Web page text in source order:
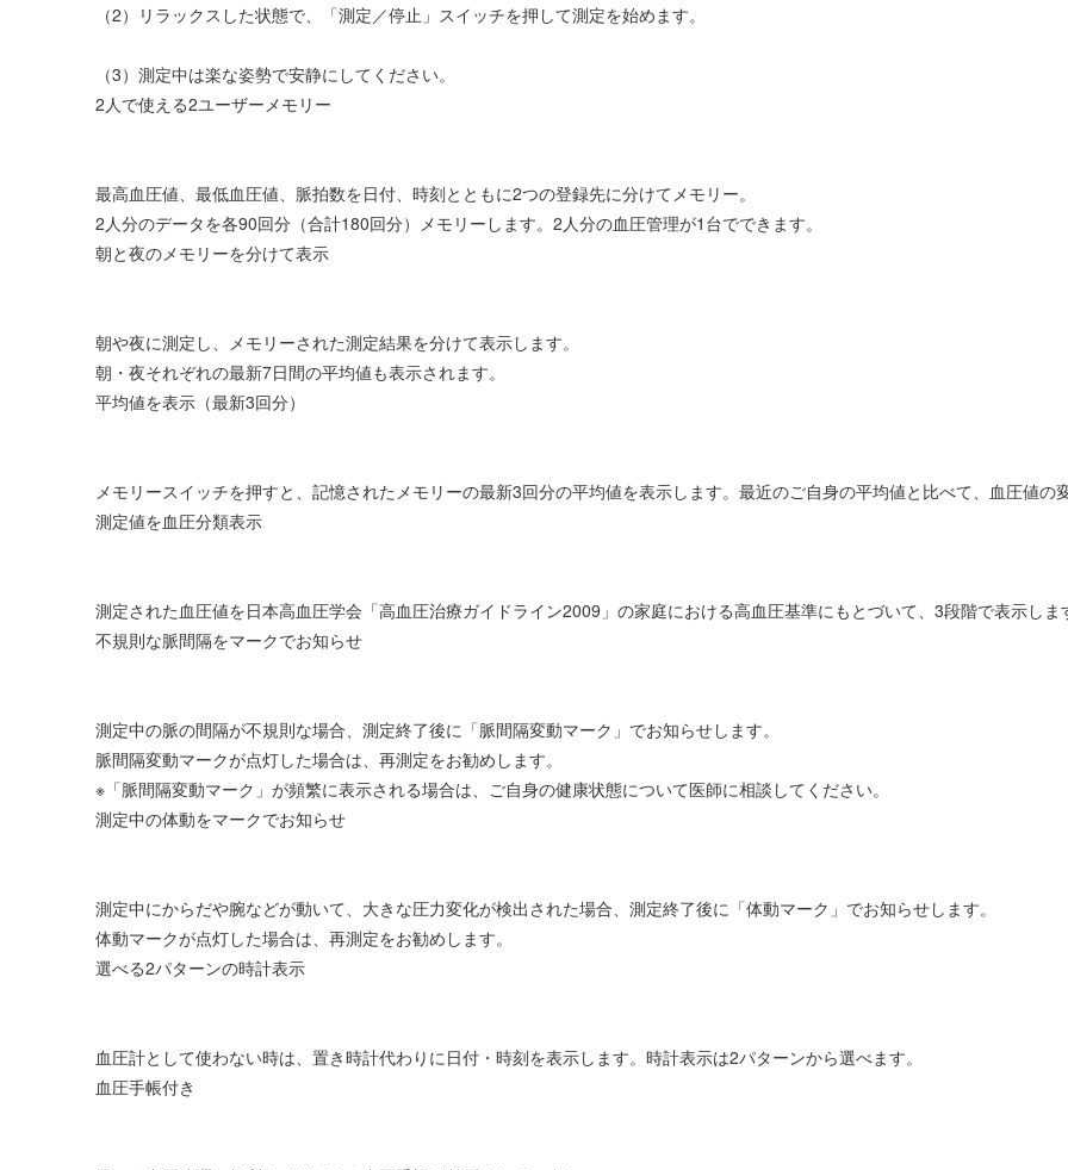
（2）リラックスした状態で、「測定／停止」スイッチを押して測定を始めます。
（3）測定中は楽な姿勢で安静にしてください。
2人で使える2ユーザーメモリー
最高血圧値、最低血圧値、脈拍数を日付、時刻とともに2つの登録先に分けてメモリー。
2人分のデータを各90回分（合計180回分）メモリーします。2人分の血圧管理が1台でできます。
朝と夜のメモリーを分けて表示
朝や夜に測定し、メモリーされた測定結果を分けて表示します。
朝・夜それぞれの最新7日間の平均値も表示されます。
平均値を表示（最新3回分）
メモリースイッチを押すと、記憶されたメモリーの最新3回分の平均値を表示します。最近のご自身の平均値と比べて、血圧値の
測定値を血圧分類表示
測定された血圧値を日本高血圧学会「高血圧治療ガイドライン2009」の家庭における高血圧基準にもとづいて、3段階で表示しま
不規則な脈間隔をマークでお知らせ
測定中の脈の間隔が不規則な場合、測定終了後に「脈間隔変動マーク」でお知らせします。
脈間隔変動マークが点灯した場合は、再測定をお勧めします。
※「脈間隔変動マーク」が頻繁に表示される場合は、ご自身の健康状態について医師に相談してください。
測定中の体動をマークでお知らせ
測定中にからだや腕などが動いて、大きな圧力変化が検出された場合、測定終了後に「体動マーク」でお知らせします。
体動マークが点灯した場合は、再測定をお勧めします。
選べる2パターンの時計表示
血圧計として使わない時は、置き時計代わりに日付・時刻を表示します。時計表示は2パターンから選べます。
血圧手帳付き